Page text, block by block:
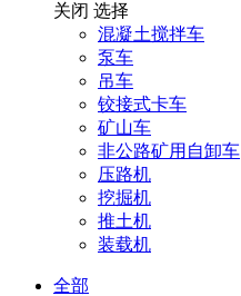
关闭 选择
混凝土搅拌车
泵车
吊车
铰接式卡车
矿山车
非公路矿用自卸车
压路机
挖掘机
推土机
装载机
全部